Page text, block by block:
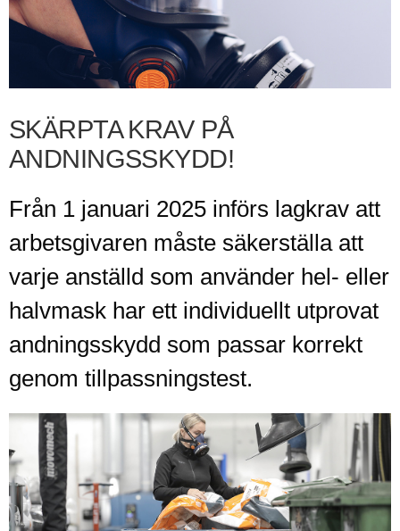
SKÄRPTA KRAV PÅ
ANDNINGSSKYDD!
Från 1 januari 2025 införs lagkrav att
arbetsgivaren måste säkerställa att
varje anställd som använder hel- eller
halvmask har ett individuellt utprovat
andningsskydd som passar korrekt
genom tillpassningstest.